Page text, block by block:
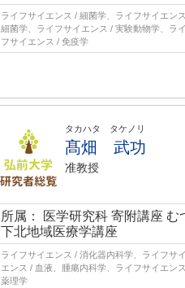
ライフサイエンス / 細菌学、ライフサイエン
細菌学、ライフサイエンス / 実験動物学、ライ
フサイエンス / 免疫学
タカハタ タケノリ
髙畑 武功
准教授
所属： 医学研究科 寄附講座 む
下北地域医療学講座
ライフサイエンス / 消化器内科学、ライフサイ
エンス / 血液、腫瘍内科学、ライフサイエン
薬理学